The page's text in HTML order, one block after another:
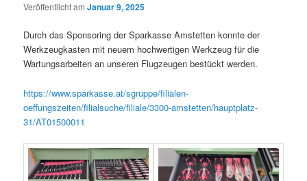
Veröffentlicht amJanuar 9, 2025
Durch das Sponsoring der Sparkasse Amstetten konnte der
Werkzeugkasten mit neuem hochwertigen Werkzeug für die
Wartungsarbeiten an unseren Flugzeugen bestückt werden.
https://www.sparkasse.at/sgruppe/filialen-
oeffungszeiten/filialsuche/filiale/3300-amstetten/hauptplatz-
31/AT01500011